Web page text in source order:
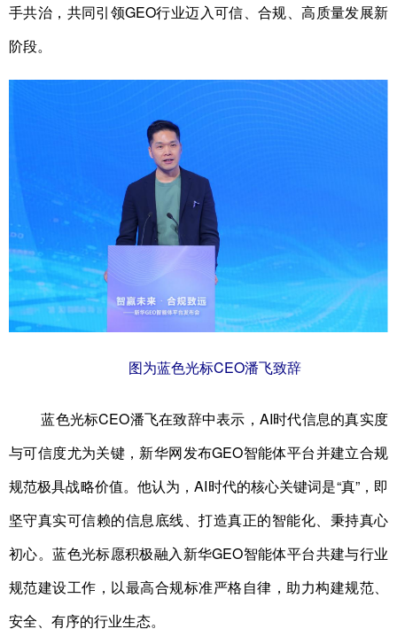
手共治，共同引领GEO行业迈入可信、合规、高质量发展新
阶段。
图为蓝色光标CEO潘飞致辞
蓝色光标CEO潘飞在致辞中表示，AI时代信息的真实度
与可信度尤为关键，新华网发布GEO智能体平台并建立合规
规范极具战略价值。他认为，AI时代的核心关键词是“真”，即
坚守真实可信赖的信息底线、打造真正的智能化、秉持真心
初心。蓝色光标愿积极融入新华GEO智能体平台共建与行业
规范建设工作，以最高合规标准严格自律，助力构建规范、
安全、有序的行业生态。